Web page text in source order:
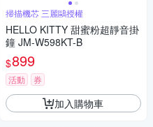
掃描機芯 三麗鷗授權
HELLO KITTY 甜蜜粉超靜音掛
鐘 JM-W598KT-B
$899
活動 券
加入購物車